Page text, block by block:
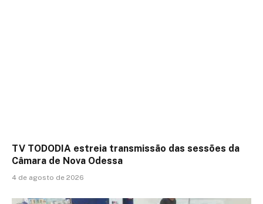
TV TODODIA estreia transmissão das sessões da
Câmara de Nova Odessa
4 de agosto de 2026